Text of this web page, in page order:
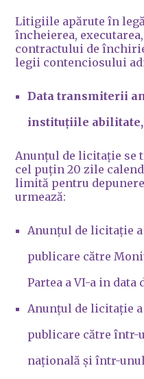
Litigiile apărute în
încheierea,
contractului de
legii contenciosului
Data transmiterii
instituțiile
Anunțul de licitație se
cel puțin 20 zile
limită pentru
urmează:
Anunțul de licitație
publicare către
Partea a VI-a in data
Anunțul de licitație
publicare către într-
națională și într-